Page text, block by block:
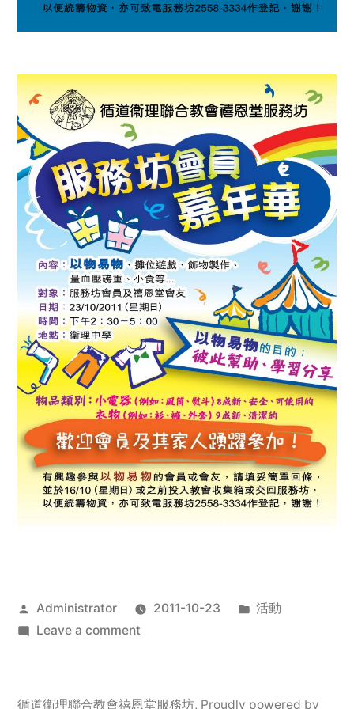
Posted
by
Administrator 2011-10-23
Posted
活動
Leave a commenton
服
循道衛理聯合教會禧恩堂服務坊, Proudly powered by